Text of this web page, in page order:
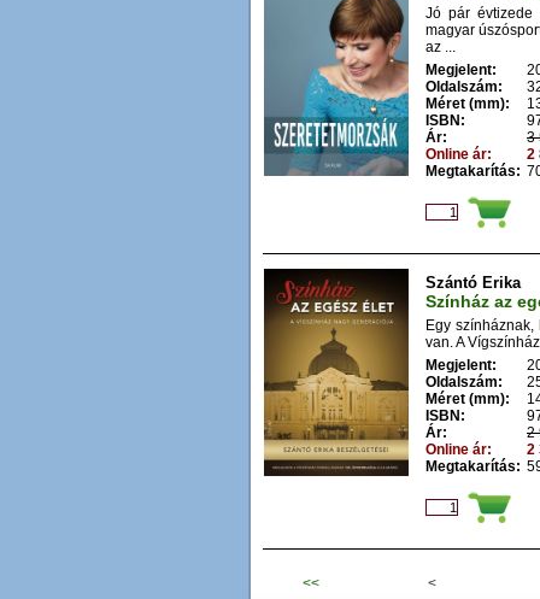
Jó pár évtizede
magyar
az ...
Megjelent:
Oldalszám:
Méret (mm):
ISBN:
Ár:
3
Online ár:
2
Megtakarítás:
Szántó Erika
Színház az
Egy
van. A
Megjelent:
Oldalszám:
Méret (mm):
ISBN:
Ár:
2
Online ár:
2
Megtakarítás:
<< <